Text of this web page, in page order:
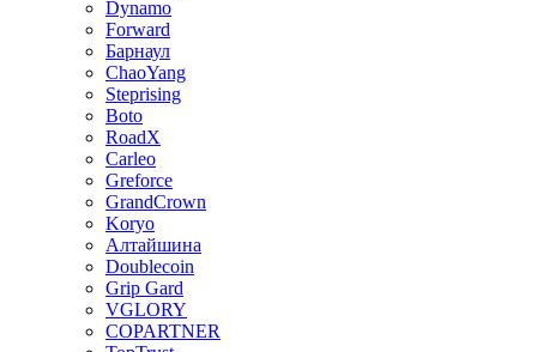
Dynamo
Forward
Барнаул
ChaoYang
Steprising
Boto
RoadX
Carleo
Greforce
GrandCrown
Koryo
Алтайшина
Doublecoin
Grip Gard
VGLORY
COPARTNER